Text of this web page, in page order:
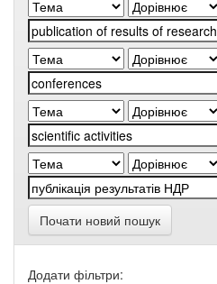
Почати новий пошук
Додати фільтри: